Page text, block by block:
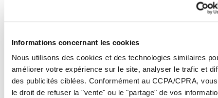
Informations concernant les cookies
Nous utilisons des cookies et des technologies similaires
améliorer votre expérience sur le site, analyser le trafic et
des publicités ciblées. Conformément au CCPA/CPRA,
le droit de refuser la "vente" ou le "partage" de vos
Orange
Bleu clair
Gris
Carbone noir
Rose
Rouge